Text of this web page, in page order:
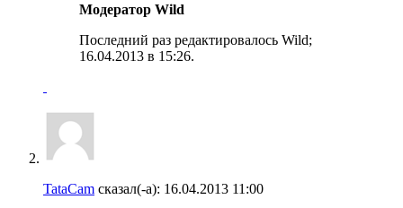
Модератор Wild
Последний раз редактировалось Wild;
16.04.2013 в 15:26.
TataCam сказал(-а): 16.04.2013 11:00